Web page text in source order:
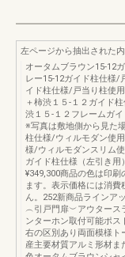
左ページから抽出された
オータムブラウン15-12
レー15-12ガイド柱仕様/
イド柱仕様/戸当り柱使
＋柿渋１５-１２ガイド
渋１５-１２フレームガ
※写真は敷地側から見た
柱仕様/ウィルモダン使
様/ウィルモダンスリム
ガイド柱仕様（左引き
¥349,300商品の色は印刷
ます。表示価格には消
ん。252新商品ラインア
︵引戸門扉︶アウタース
ンターホン取付可能ポ
右の区別あり両面模様ト
産主要材質アルミ形材